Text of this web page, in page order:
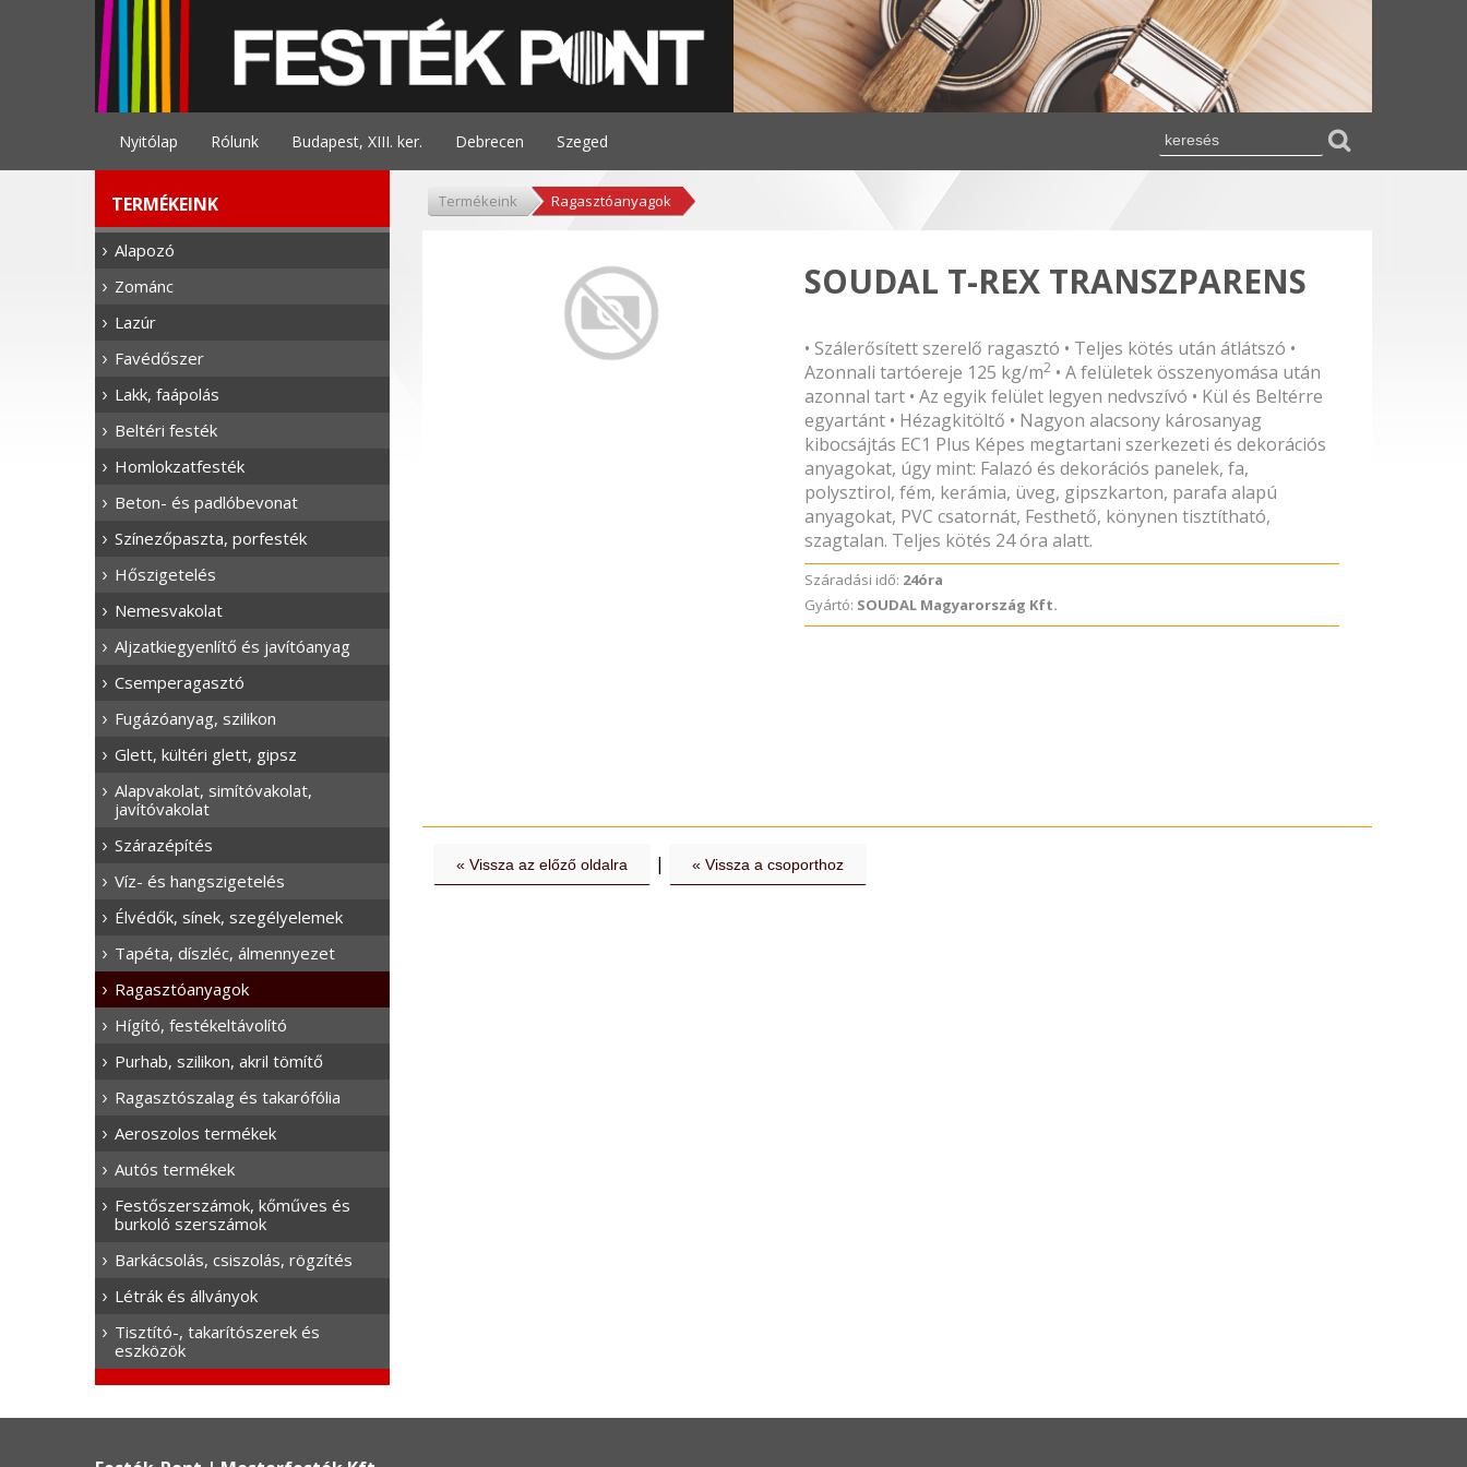
Nyitólap Rólunk Budapest, XIII. ker. Debrecen Szeged
TERMÉKEINK
Alapozó
Zománc
Lazúr
Favédőszer
Lakk, faápolás
Beltéri festék
Homlokzatfesték
Beton- és padlóbevonat
Színezőpaszta, porfesték
Hőszigetelés
Nemesvakolat
Aljzatkiegyenlítő és javítóanyag
Csemperagasztó
Fugázóanyag, szilikon
Glett, kültéri glett, gipsz
Alapvakolat, simítóvakolat,
javítóvakolat
Szárazépítés
Víz- és hangszigetelés
Élvédők, sínek, szegélyelemek
Tapéta, díszléc, álmennyezet
Ragasztóanyagok
Hígító, festékeltávolító
Purhab, szilikon, akril tömítő
Ragasztószalag és takarófólia
Aeroszolos termékek
Autós termékek
Festőszerszámok, kőműves és
burkoló szerszámok
Barkácsolás, csiszolás, rögzítés
Létrák és állványok
Tisztító-, takarítószerek és
eszközök
Termékeink Ragasztóanyagok
SOUDAL T-REX TRANSZPARENS
• Szálerősített szerelő ragasztó • Teljes kötés után átlátszó •
Azonnali tartóereje 125 kg/m2 • A felületek összenyomása után
azonnal tart • Az egyik felület legyen nedvszívó • Kül és Beltérre
egyartánt • Hézagkitöltő • Nagyon alacsony károsanyag
kibocsájtás EC1 Plus Képes megtartani szerkezeti és dekorációs
anyagokat, úgy mint: Falazó és dekorációs panelek, fa,
polysztirol, fém, kerámia, üveg, gipszkarton, parafa alapú
anyagokat, PVC csatornát, Festhető, könynen tisztítható,
szagtalan. Teljes kötés 24 óra alatt.
Száradási idő: 24óra
Gyártó: SOUDAL Magyarország Kft.
« Vissza az előző oldalra | « Vissza a csoporthoz